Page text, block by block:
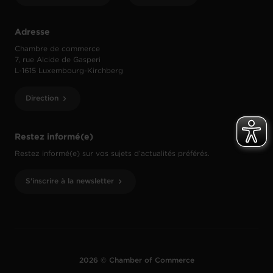
Restez informé(e)
Restez informé(e) sur vos sujets d’actualités préférés.
S'inscrire à la newsletter
Adresse
Chambre de commerce
7, rue Alcide de Gasperi
L-1615 Luxembourg-Kirchberg
Direction
2026 © Chamber of Commerce